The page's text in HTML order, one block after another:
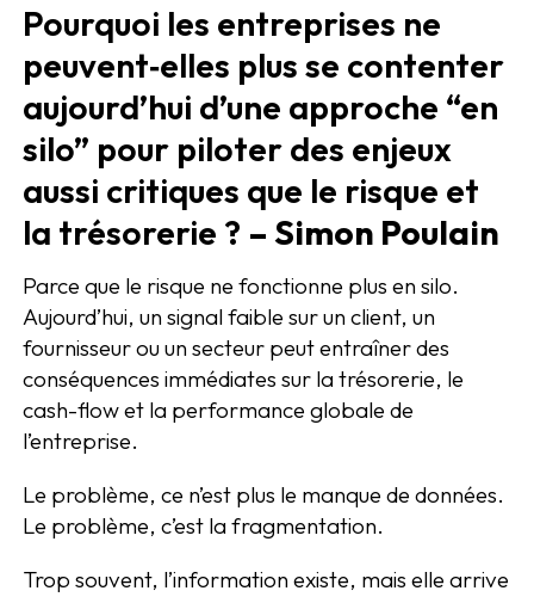
Pourquoi les entreprises ne
peuvent‑elles plus se contenter
aujourd’hui d’une approche “en
silo” pour piloter des enjeux
aussi critiques que le risque et
la trésorerie ? – Simon Poulain
Parce que le risque ne fonctionne plus en silo.
Aujourd’hui, un signal faible sur un client, un
fournisseur ou un secteur peut entraîner des
conséquences immédiates sur la trésorerie, le
cash-flow et la performance globale de
l’entreprise.
Le problème, ce n’est plus le manque de données.
Le problème, c’est la fragmentation.
Trop souvent, l’information existe, mais elle arrive